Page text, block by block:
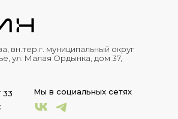
вн.тер.г. муниципальный округ
ул. Малая Ордынка, дом 37,
33 Мы в социальных сетях